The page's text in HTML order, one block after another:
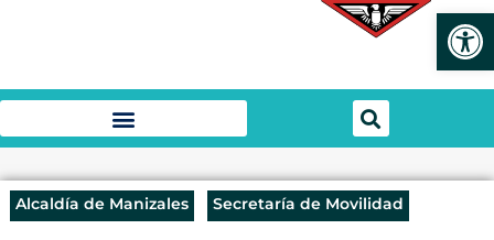
Alcaldía de Manizales Secretaría de Movilidad